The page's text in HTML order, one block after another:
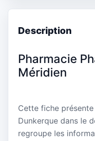
Description
Pharmacie
Méridien
Cette fiche
Dunkerque dans le
regroupe les